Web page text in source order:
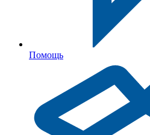
Помощь